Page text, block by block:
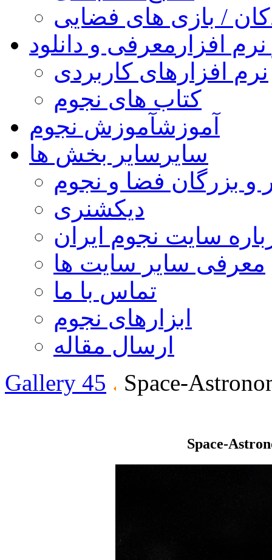
/ بازی های فضایی
افزار معرفی و دانلود
نرم افزارهای کاربردی
کتاب های نجوم
آموزشآموزش نجوم
سایر سایر بخش ها
و بزرگان فضا و نجوم
دیکشنری
سایت نجوم ایران
معرفی سایر سایت ها
تماس با ما
ابزارهای نجوم
ارسال مقاله
Gallery 45
Space-
Space-